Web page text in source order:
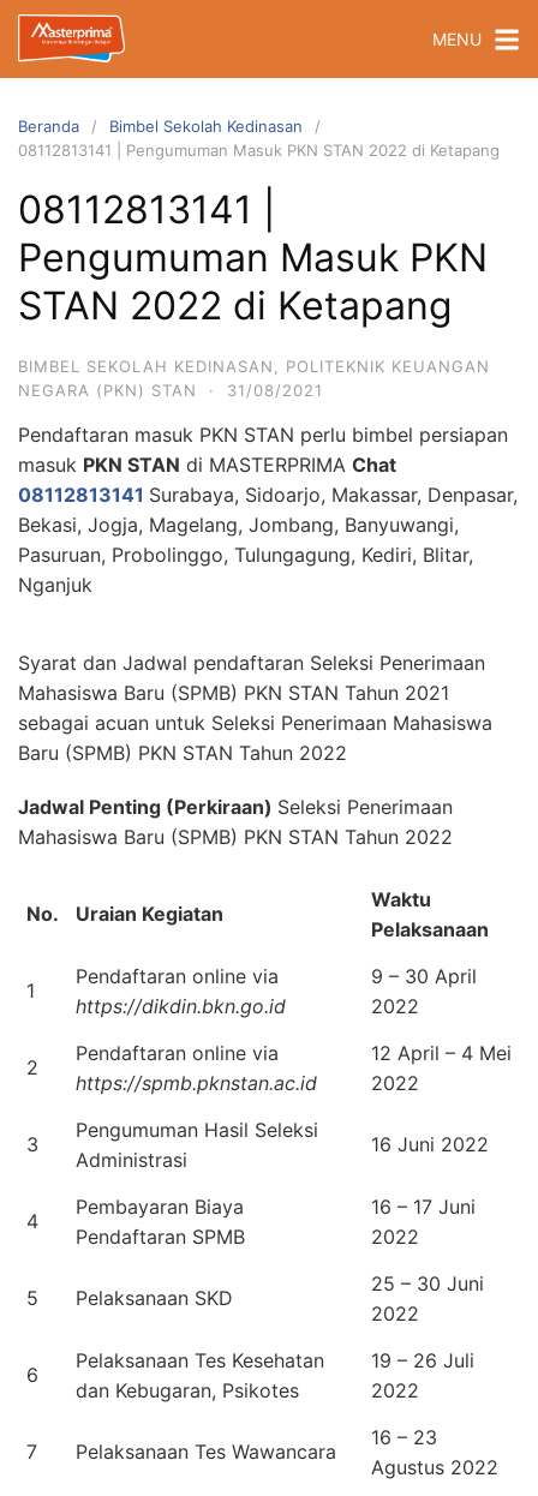
Langsung
konten
MENU
Beranda
Bimbel Sekolah Kedinasan
08112813141 | Pengumuman Masuk PKN STAN 2022 di Ketapang
08112813141 |
Pengumuman Masuk PKN
STAN 2022 di Ketapang
BIMBEL SEKOLAH KEDINASAN
POLITEKNIK KEUANGAN
NEGARA (PKN) STAN
· 31/08/2021
Pendaftaran masuk PKN STAN perlu bimbel persiapan
masuk PKN STAN di MASTERPRIMA Chat
08112813141 Surabaya, Sidoarjo, Makassar, Denpasar,
Bekasi, Jogja, Magelang, Jombang, Banyuwangi,
Pasuruan, Probolinggo, Tulungagung, Kediri, Blitar,
Nganjuk
Syarat dan Jadwal pendaftaran Seleksi Penerimaan
Mahasiswa Baru (SPMB) PKN STAN Tahun 2021
sebagai acuan untuk Seleksi Penerimaan Mahasiswa
Baru (SPMB) PKN STAN Tahun 2022
Jadwal Penting (Perkiraan) Seleksi Penerimaan
Mahasiswa Baru (SPMB) PKN STAN Tahun 2022
No. Uraian Kegiatan
Waktu
Pelaksanaan
1
Pendaftaran online via
https://dikdin.bkn.go.id
9 – 30 April
2022
2
Pendaftaran online via
https://spmb.pknstan.ac.id
12 April – 4 Mei
2022
3
Pengumuman Hasil Seleksi
Administrasi
16 Juni 2022
4
Pembayaran Biaya
Pendaftaran SPMB
16 – 17 Juni
2022
5 Pelaksanaan SKD
25 – 30 Juni
2022
6
Pelaksanaan Tes Kesehatan
dan Kebugaran, Psikotes
19 – 26 Juli
2022
7 Pelaksanaan Tes Wawancara
16 – 23
Agustus 2022